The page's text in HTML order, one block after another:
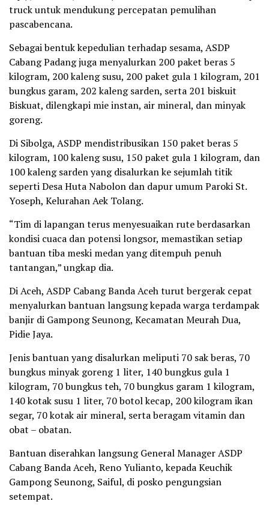
truck untuk mendukung percepatan pemulihan
pascabencana.
Sebagai bentuk kepedulian terhadap sesama, ASDP
Cabang Padang juga menyalurkan 200 paket beras 5
kilogram, 200 kaleng susu, 200 paket gula 1 kilogram, 201
bungkus garam, 202 kaleng sarden, serta 201 biskuit
Biskuat, dilengkapi mie instan, air mineral, dan minyak
goreng.
Di Sibolga, ASDP mendistribusikan 150 paket beras 5
kilogram, 100 kaleng susu, 150 paket gula 1 kilogram, dan
100 kaleng sarden yang disalurkan ke sejumlah titik
seperti Desa Huta Nabolon dan dapur umum Paroki St.
Yoseph, Kelurahan Aek Tolang.
“Tim di lapangan terus menyesuaikan rute berdasarkan
kondisi cuaca dan potensi longsor, memastikan setiap
bantuan tiba meski medan yang ditempuh penuh
tantangan,” ungkap dia.
Di Aceh, ASDP Cabang Banda Aceh turut bergerak cepat
menyalurkan bantuan langsung kepada warga terdampak
banjir di Gampong Seunong, Kecamatan Meurah Dua,
Pidie Jaya.
Jenis bantuan yang disalurkan meliputi 70 sak beras, 70
bungkus minyak goreng 1 liter, 140 bungkus gula 1
kilogram, 70 bungkus teh, 70 bungkus garam 1 kilogram,
140 kotak susu 1 liter, 70 botol kecap, 200 kilogram ikan
segar, 70 kotak air mineral, serta beragam vitamin dan
obat – obatan.
Bantuan diserahkan langsung General Manager ASDP
Cabang Banda Aceh, Reno Yulianto, kepada Keuchik
Gampong Seunong, Saiful, di posko pengungsian
setempat.